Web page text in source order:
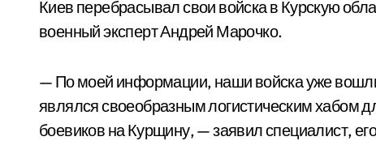
Киев перебрасывал свои войска в Курскую
военный эксперт Андрей Марочко.
— По моей информации, наши войска уже
являлся своеобразным логистическим хабом
боевиков на Курщину, — заявил специалист,